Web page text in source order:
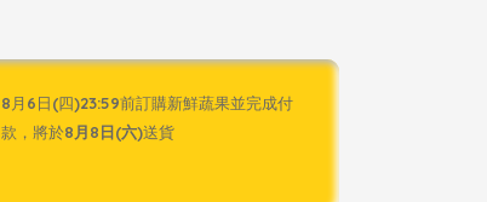
8月6日(四)23:59前訂購新鮮蔬果並完成付
款，將於8月8日(六)送貨